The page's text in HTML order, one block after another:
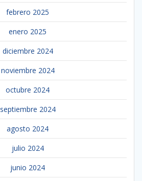
febrero 2025
enero 2025
diciembre 2024
noviembre 2024
octubre 2024
septiembre 2024
agosto 2024
julio 2024
junio 2024